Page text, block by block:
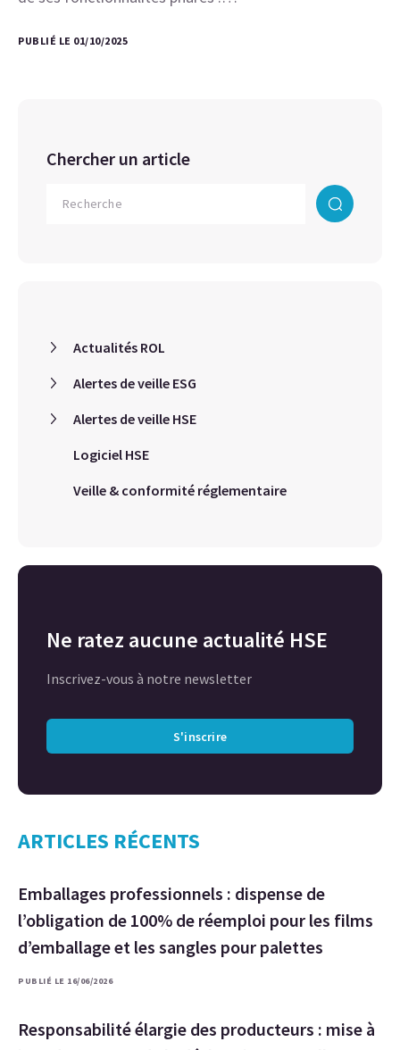
PUBLIÉ LE 01/10/2025
Chercher un article
Actualités ROL
Alertes de veille ESG
Alertes de veille HSE
Logiciel HSE
Veille & conformité réglementaire
Ne ratez aucune actualité HSE
Inscrivez-vous à notre newsletter
S'inscrire
ARTICLES RÉCENTS
Emballages professionnels : dispense de
l’obligation de 100% de réemploi pour les films
d’emballage et les sangles pour palettes
PUBLIÉ LE 16/06/2026
Responsabilité élargie des producteurs : mise à